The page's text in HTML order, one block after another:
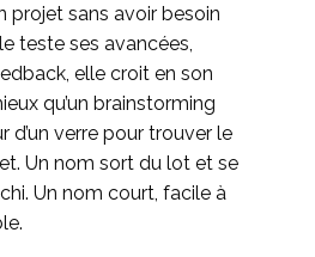
projet sans avoir besoin
teste ses avancées,
elle croit en son
qu’un brainstorming
d’un verre pour trouver le
Un nom sort du lot et se
Un nom court, facile à